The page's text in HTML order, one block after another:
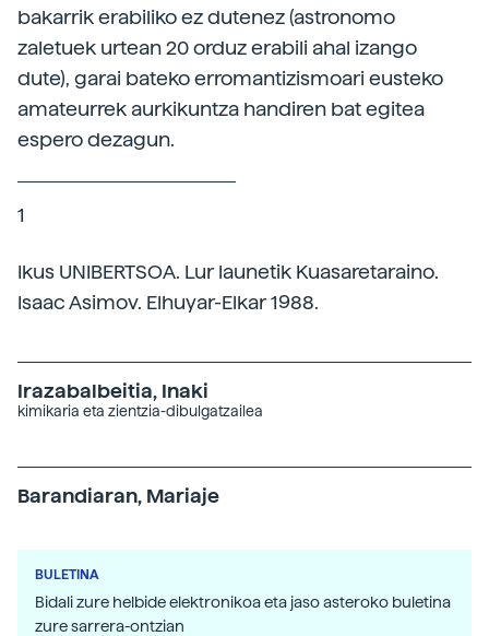
bakarrik erabiliko ez dutenez (astronomo
zaletuek urtean 20 orduz erabili ahal izango
dute), garai bateko erromantizismoari eusteko
amateurrek aurkikuntza handiren bat egitea
espero dezagun.
1
Ikus UNIBERTSOA. Lur launetik Kuasaretaraino.
Isaac Asimov. Elhuyar-Elkar 1988.
Irazabalbeitia, Inaki
kimikaria eta zientzia-dibulgatzailea
Barandiaran, Mariaje
BULETINA
Bidali zure helbide elektronikoa eta jaso asteroko buletina
zure sarrera-ontzian